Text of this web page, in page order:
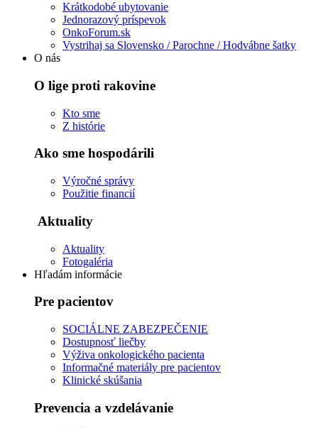
Krátkodobé ubytovanie
Jednorazový príspevok
OnkoForum.sk
Vystrihaj sa Slovensko / Parochne / Hodvábne šatky
O nás
O lige proti rakovine
Kto sme
Z histórie
Ako sme hospodárili
Výročné správy
Použitie financií
Aktuality
Aktuality
Fotogaléria
Hľadám informácie
Pre pacientov
SOCIÁLNE ZABEZPEČENIE
Dostupnosť liečby
Výživa onkologického pacienta
Informačné materiály pre pacientov
Klinické skúšania
Prevencia a vzdelávanie